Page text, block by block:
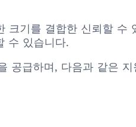
기를 결합한 신뢰할 수
수 있습니다.
공급하며, 다음과 같은 지